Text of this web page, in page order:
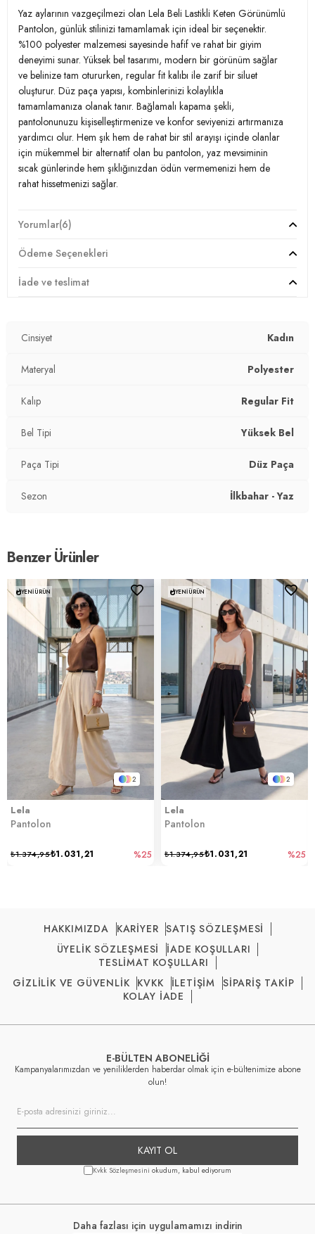
Yaz aylarının vazgeçilmezi olan Lela Beli Lastikli Keten Görünümlü
Pantolon, günlük stilinizi tamamlamak için ideal bir seçenektir.
%100 polyester malzemesi sayesinde hafif ve rahat bir giyim
deneyimi sunar. Yüksek bel tasarımı, modern bir görünüm sağlar
ve belinize tam otururken, regular fit kalıbı ile zarif bir siluet
oluşturur. Düz paça yapısı, kombinlerinizi kolaylıkla
tamamlamanıza olanak tanır. Bağlamalı kapama şekli,
pantolonunuzu kişiselleştirmenize ve konfor seviyenizi artırmanıza
yardımcı olur. Hem şık hem de rahat bir stil arayışı içinde olanlar
için mükemmel bir alternatif olan bu pantolon, yaz mevsiminin
sıcak günlerinde hem şıklığınızdan ödün vermemenizi hem de
rahat hissetmenizi sağlar.
Model:Pantolon
Giyim Tarzı:Günlük/Casual
2DY5865797.17
Yorumlar(6)
Ödeme Seçenekleri
İade ve teslimat
Cinsiyet Kadın
Materyal Polyester
Kalıp Regular Fit
Bel Tipi Yüksek Bel
Paça Tipi Düz Paça
Sezon İlkbahar - Yaz
Benzer Ürünler
2
Lela
Pantolon
₺1.031,21
₺1.374,95 %25
YENI ÜRÜN
2
Lela
Pantolon
₺1.031,21
₺1.374,95 %25
YENI ÜRÜN
HAKKIMIZDA KARİYER SATIŞ SÖZLEŞMESİ
ÜYELİK SÖZLEŞMESİ
İADE KOŞULLARI
TESLİMAT KOŞULLARI
GİZLİLİK VE GÜVENLİK KVKK İLETİŞİM
SİPARİŞ TAKİP
KOLAY İADE
E-BÜLTEN ABONELİĞİ
Kampanyalarımızdan ve yeniliklerden haberdar olmak için e-bültenimize abone
olun!
KAYIT OL
Kvkk Sözleşmesini okudum, kabul ediyorum
Daha fazlası için uygulamamızı indirin